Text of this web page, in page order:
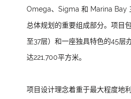
Omega、Sigma 和 Marina Bay
总体规划的重要组成部分。项目
至37层）和一座独具特色的45层
达221,700平方米。
项目设计理念着重于最大程度地